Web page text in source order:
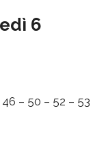
6
46 – 50 – 52 – 53